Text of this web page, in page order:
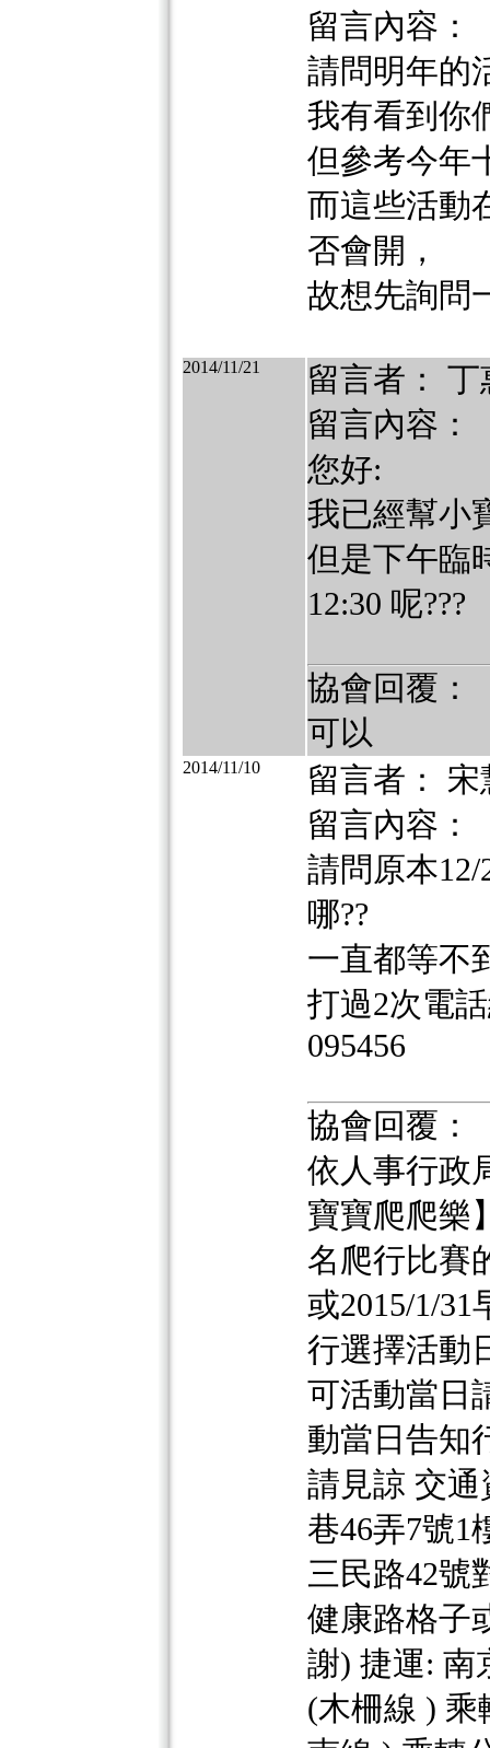
留言內容：
請問明年的
我有看到你
但參考今年
而這些活動
否會開，
故想先詢問
2014/11/21
留言者： 丁
留言內容：
您好:
我已經幫小
但是下午臨
12:30 呢???
協會回覆：
可以
2014/11/10
留言者： 宋
留言內容：
請問原本
哪??
一直都等不
打過2次電
095456
協會回覆：
依人事行政
寶寶爬爬樂
名爬行比賽
或2015/1/31
行選擇活動
可活動當日
動當日告知
請見諒 交通
巷46弄7號1
三民路42號
健康路格子
謝) 捷運: 南
(木柵線 ) 乘